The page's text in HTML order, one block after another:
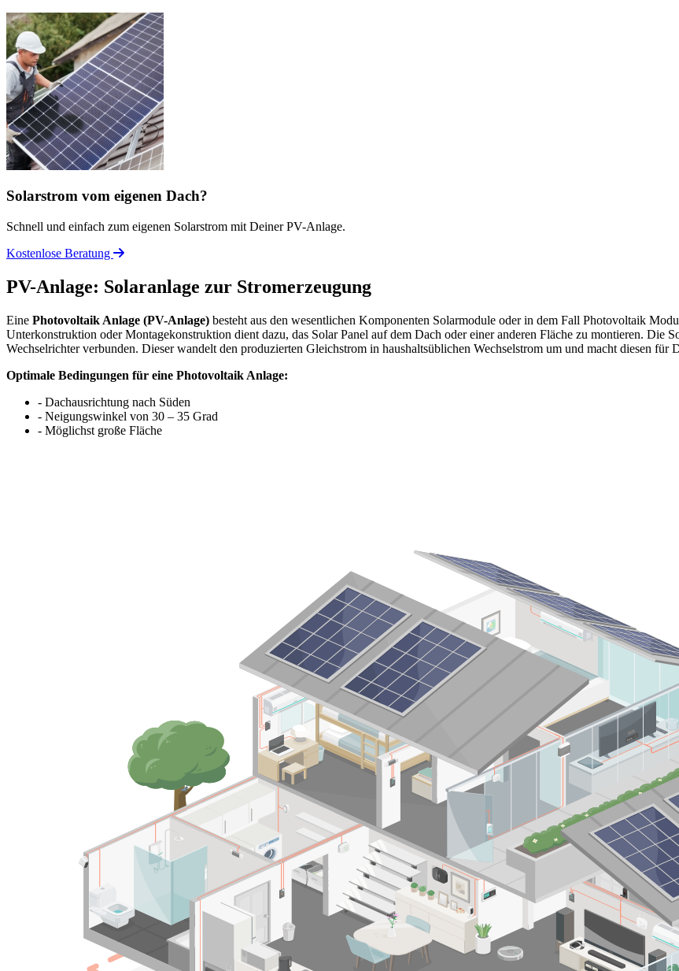
Solarstrom vom eigenen Dach?
Schnell und einfach zum eigenen Solarstrom mit Deiner PV-Anlage.
Kostenlose Beratung
PV-Anlage: Solaranlage zur Stromerzeugung
Eine Photovoltaik Anlage (PV-Anlage) besteht aus den wesentlichen Komponenten Solarmodule oder in dem Fall Photovoltaik
Unterkonstruktion oder Montagekonstruktion dient dazu, das Solar Panel auf dem Dach oder einer anderen Fläche zu montieren. Die
Wechselrichter verbunden. Dieser wandelt den produzierten Gleichstrom in haushaltsüblichen Wechselstrom um und macht diesen für
Optimale Bedingungen für eine Photovoltaik Anlage:
- Dachausrichtung nach Süden
- Neigungswinkel von 30 – 35 Grad
- Möglichst große Fläche